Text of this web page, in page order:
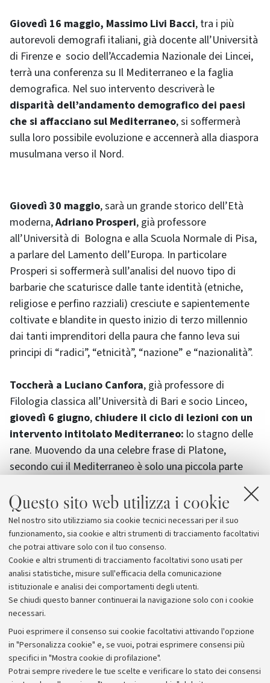
Questo sito web utilizza i cookie
Nel nostro sito utilizziamo sia cookie tecnici necessari per il suo
funzionamento, sia cookie e altri strumenti di tracciamento facoltativi
che potrai attivare solo con il tuo consenso.
Cookie e altri strumenti di tracciamento facoltativi sono usati per
analisi statistiche, misure sull'efficacia della comunicazione
istituzionale e analisi dei comportamenti degli utenti.
Se chiudi questo banner continuerai la navigazione solo con i cookie
necessari.
Puoi esprimere il consenso sui cookie facoltativi attivando l'opzione
in "Personalizza cookie" e, se vuoi, potrai esprimere consensi più
specifici in "Mostra cookie di profilazione".
Potrai sempre rivedere le tue scelte e verificare lo stato dei consensi
Giovedì 16 maggio, Massimo Livi Bacci, tra i più
autorevoli demografi italiani, già docente all’Università
di Firenze e socio dell’Accademia Nazionale dei Lincei,
terrà una conferenza su Il Mediterraneo e la faglia
demografica. Nel suo intervento descriverà le
disparità dell’andamento demografico dei paesi
che si affacciano sul Mediterraneo, si soffermerà
sulla loro possibile evoluzione e accennerà alla diaspora
musulmana verso il Nord.
Giovedì 30 maggio, sarà un grande storico dell’Età
moderna,Adriano Prosperi, già professore
all’Università di Bologna e alla Scuola Normale di Pisa,
a parlare del Lamento dell’Europa. In particolare
Prosperi si soffermerà sull’analisi del nuovo tipo di
barbarie che scaturisce dalle tante identità (etniche,
religiose e perfino razziali) cresciute e sapientemente
coltivate e blandite in questo inizio di terzo millennio
dai tanti imprenditori della paura che fanno leva sui
principi di “radici”, “etnicità”, “nazione” e “nazionalità”.
Toccherà a Luciano Canfora, già professore di
Filologia classica all’Università di Bari e socio Linceo,
giovedì 6 giugno, chiudere il ciclo di lezioni con un
intervento intitolato Mediterraneo: lo stagno delle
rane. Muovendo da una celebre frase di Platone,
secondo cui il Mediterraneo è solo una piccola parte
intorno a uno stagno», Canfora, con un occhio rivolto al
presente, affronterà il tema delle cesure, delle
lacerazioni e dei contrasti che hanno caratterizzato la
storia del Mediterraneo nel corso dei millenni.
Archivio
Comunicati stampa
Redazione